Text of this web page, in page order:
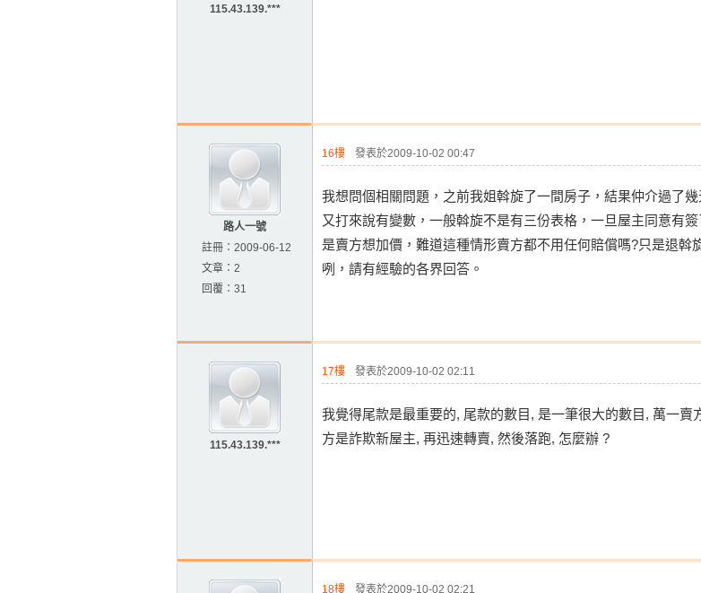
115.43.139.***
路人一號
註冊： 2009-06-12
文章： 2
回覆： 31
16樓 發表於2009-10-02 00:47
我想問個相關問題，之前我姐斡旋了一間房子，結果仲介過了
又打來說有變數，一般斡旋不是有三份表格，一旦屋主同意有
是賣方想加價，難道這種情形賣方都不用任何賠償嗎?只是退
咧，請有經驗的各界回答。
115.43.139.***
17樓 發表於2009-10-02 02:11
我覺得尾款是最重要的, 尾款的數目, 是一筆很大的數目, 萬一
方是詐欺新屋主, 再迅速轉賣, 然後落跑, 怎麼辦 ?
18樓 發表於2009-10-02 02:21